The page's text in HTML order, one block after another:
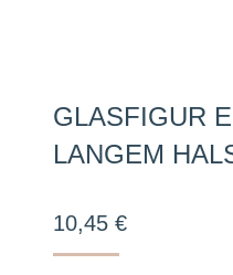
GLASFIGUR
ANGEM HALS
10,45 €